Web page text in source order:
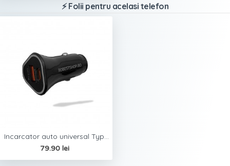
⚡ Folii pentru acelasi telefon
Incarcator auto universal Type C / USB Robest - Negru
79.90 lei